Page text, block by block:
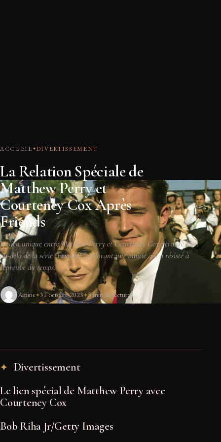
ACCUEIL DIVERTISSEMENT
La Relation Spéciale de
Matthew Perry et
Courteney Cox Après
Friends
Le lien unique entre Matthew Perry et Courteney Cox perdure bien
au-delà de la série "Friends", explorant une amitié qui a résisté à
l'épreuve du temps.
Amine 31 octobre 2023 5 min de lecture
Divertissement
Le lien spécial de Matthew Perry avec
Courteney Cox
Bob Riha Jr/Getty Images